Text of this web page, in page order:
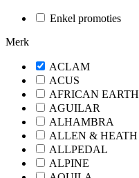
Enkel promoties
Merk
ACLAM
ACUS
AFRICAN EARTH
AGUILAR
ALHAMBRA
ALLEN & HEATH
ALLPEDAL
ALPINE